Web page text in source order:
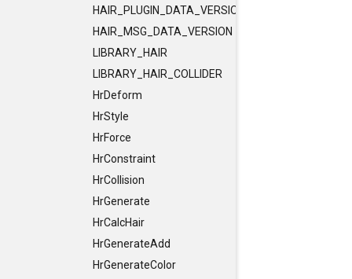
HAIR_PLUGIN_DATA_VERSION
HAIR_MSG_DATA_VERSION
LIBRARY_HAIR
LIBRARY_HAIR_COLLIDER
HrDeform
HrStyle
HrForce
HrConstraint
HrCollision
HrGenerate
HrCalcHair
HrGenerateAdd
HrGenerateColor